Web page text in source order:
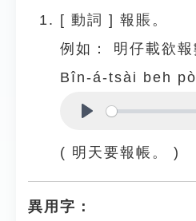
[ 動詞 ] 報賬。
例如：
明仔載欲報
Bîn-á-tsài beh
( 明天要報帳。 )
異用字：